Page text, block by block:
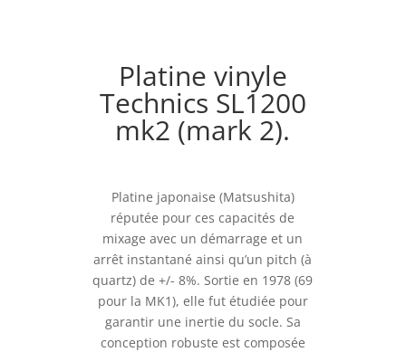
Platine vinyle
Technics SL1200
mk2 (mark 2).
Platine japonaise (Matsushita)
réputée pour ces capacités de
mixage avec un démarrage et un
arrêt instantané ainsi qu’un pitch (à
quartz) de +/- 8%. Sortie en 1978 (69
pour la MK1), elle fut étudiée pour
garantir une inertie du socle. Sa
conception robuste est composée